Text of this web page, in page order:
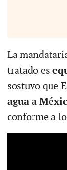
La
tratado es
sostuvo que
agua a
conforme a